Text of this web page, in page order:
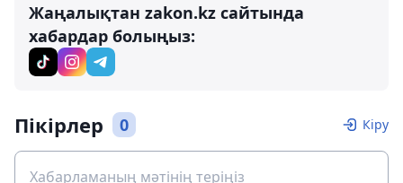
Жаңалықтан zakon.kz сайтында
хабардар болыңыз:
Пікірлер 0 Кіру